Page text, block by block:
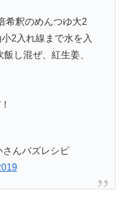
希釈のめんつゆ大2
2入れ線まで水を入
し混ぜ、紅生姜、
んバズレシピ